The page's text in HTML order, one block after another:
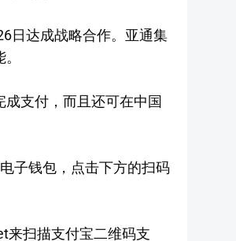
日达成战略合作。亚通集
支付，而且还可在中国
子钱包，点击下方的扫码
来扫描支付宝二维码支